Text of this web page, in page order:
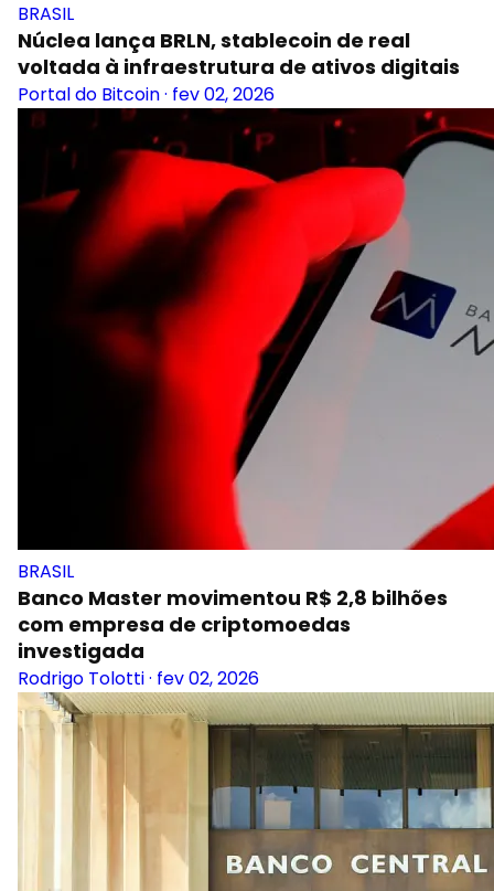
BRASIL
Núclea lança BRLN, stablecoin de real
voltada à infraestrutura de ativos digitais
Portal do Bitcoin· fev 02, 2026
BRASIL
Banco Master movimentou R$ 2,8 bilhões
com empresa de criptomoedas
investigada
Rodrigo Tolotti· fev 02, 2026